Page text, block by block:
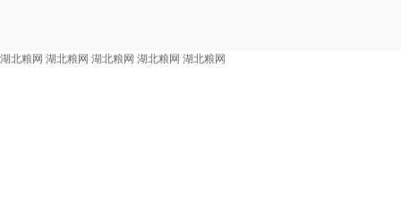
湖北粮网 湖北粮网 湖北粮网 湖北粮网 湖北粮网